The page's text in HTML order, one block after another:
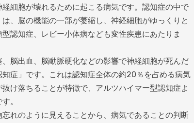
細胞が壊れるために起こる病気です。認知症の中で
、脳の機能の一部が萎縮し、神経細胞がゆっくりと
認知症、レビー小体病なども変性疾患にあたりま
脳出血、脳動脈硬化などの影響で神経細胞が死んだ
症」です。これは認知症全体の約20％を占める病気
け落ちることが特徴で、アルツハイマー型認知症よ
。
れのように見えることから、病気であることの判断